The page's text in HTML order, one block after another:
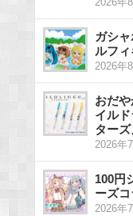
2026年
ガシ
ルフィ
2026年
おだ
イル
ターズ
2026年
100円
ーズ
2026年